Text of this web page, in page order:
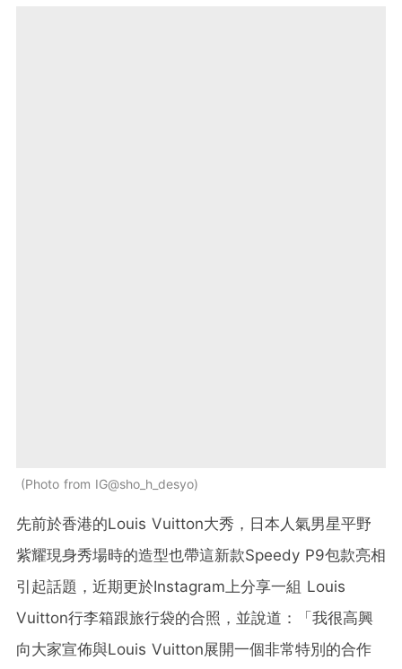
Photo from IG@sho_h_desyo
先前於香港的Louis Vuitton大秀，日本人氣男星平野
紫耀現身秀場時的造型也帶這新款Speedy P9包款亮相
引起話題，近期更於Instagram上分享一組 Louis
Vuitton行李箱跟旅行袋的合照，並說道：「我很高興
向大家宣佈與Louis Vuitton展開一個非常特別的合作